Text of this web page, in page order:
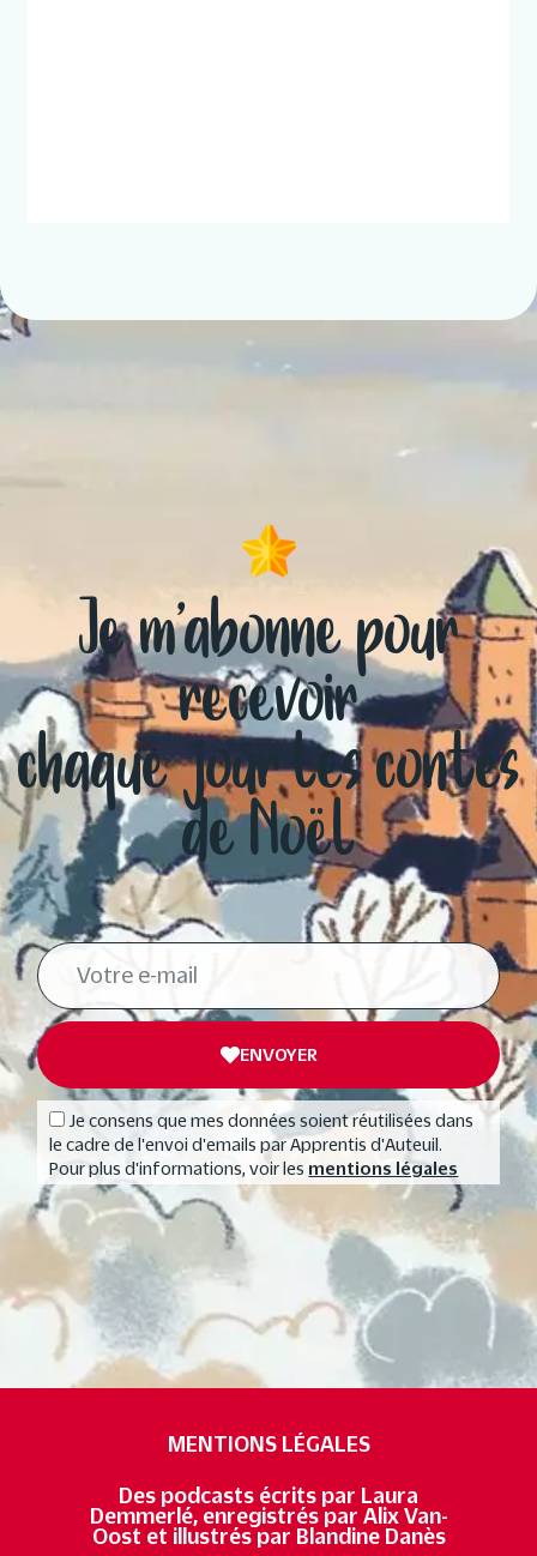
Je m’abonne pour
recevoir
chaque jour les contes
de Noël
Je consens que mes données soient réutilisées dans
le cadre de l'envoi d'emails par Apprentis d'Auteuil.
Pour plus d'informations, voir les mentions légales
ENVOYER
MENTIONS LÉGALES
Des podcasts écrits par Laura
Demmerlé, enregistrés par Alix Van-
Oost et illustrés par Blandine Danès